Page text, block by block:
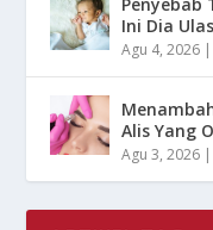
Ini Dia
Agu 4, 2026 |
Alis Yang
Agu 3, 2026